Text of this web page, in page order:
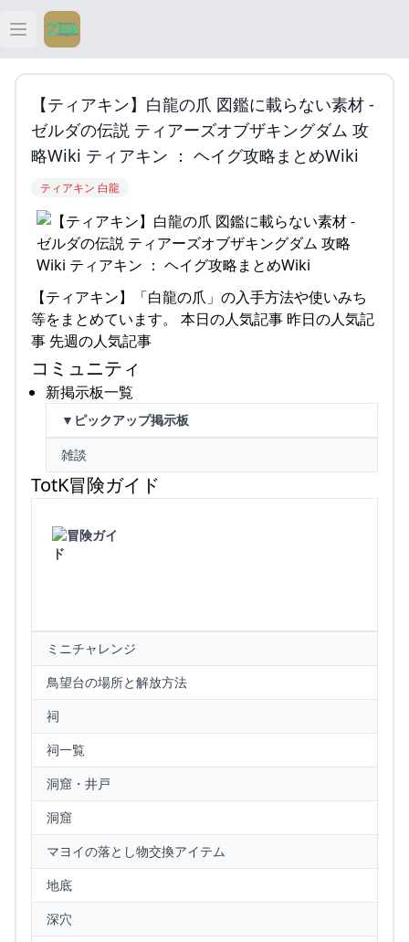
Open main menu
ティアキン
ティアキン 祠
ティアキン 武器
ティアキン 攻略
【ティアキン】白龍の爪 図鑑に載らない素材 -
ゼルダの伝説 ティアーズオブザキングダム 攻
略Wiki ティアキン ： ヘイグ攻略まとめWiki
ティアキン 白龍
【ティアキン】「白龍の爪」の入手方法や使いみち
等をまとめています。 本日の人気記事 昨日の人気記
事 先週の人気記事
コミュニティ
新掲示板一覧
▼ピックアップ掲示板
雑談
TotK冒険ガイド
ミニチャレンジ
鳥望台の場所と解放方法
祠
祠一覧
洞窟・井戸
洞窟
マヨイの落とし物交換アイテム
地底
深穴